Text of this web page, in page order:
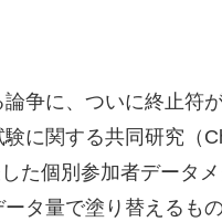
争に、ついに終止符
に関する共同研究（
た個別参加者データ
タ量で塗り替えるもの